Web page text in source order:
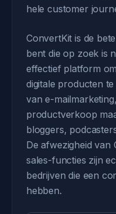
hele customer
ConvertKit is de
bent die op zoek is
effectief platform
digitale producten
van e-
productverkoop
bloggers,
De afwezigheid van
sales-functies zijn
bedrijven die een
hebben.